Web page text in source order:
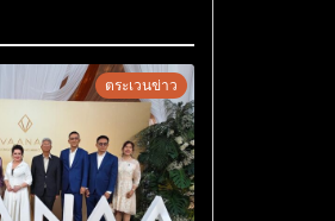
ตระเวนข่าว